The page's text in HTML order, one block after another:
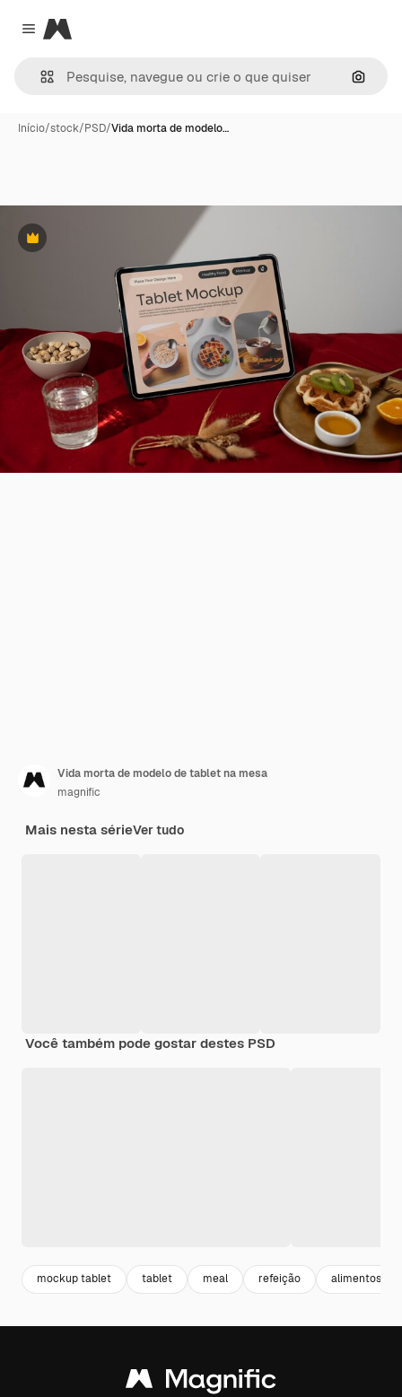
Close menu
Magnific
Início/stock/PSD/Vida morta de modelo…
Premium
Vida morta de modelo de tablet na mesa
magnific
Mais nesta sérieVer tudo
Você também pode gostar destes PSD
mockup tablet tablet meal refeição alimentos